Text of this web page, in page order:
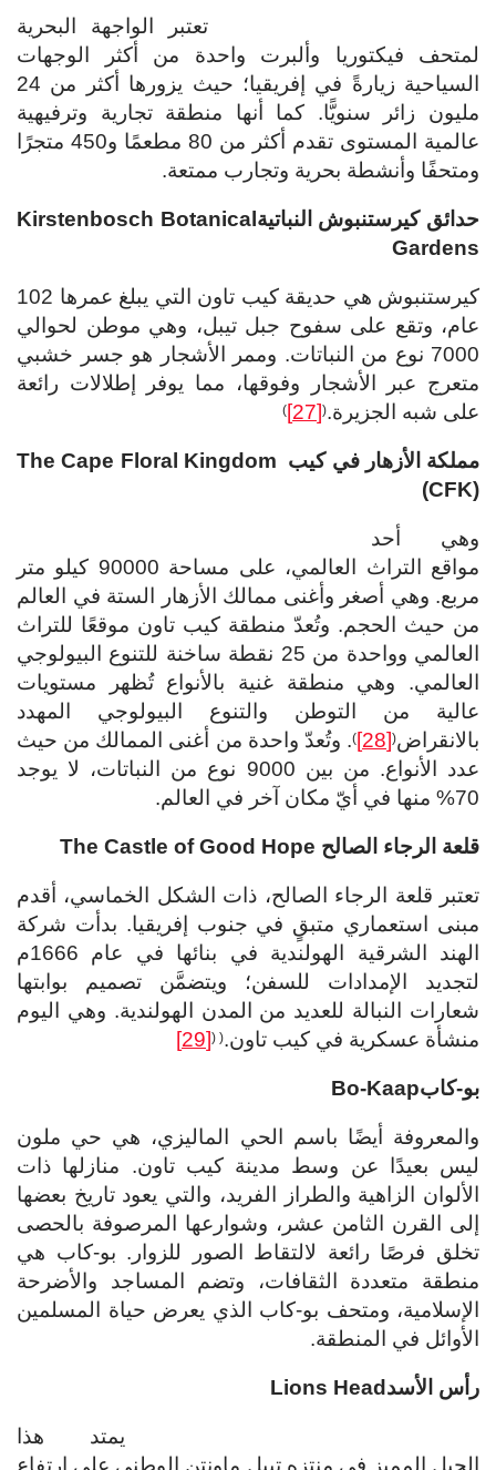
تعتبر الواجهة البحرية
لمتحف فيكتوريا وألبرت واحدة من أكثر الوجهات
السياحية زيارةً في إفريقيا؛ حيث يزورها أكثر من 24
مليون زائر سنويًّا. كما أنها منطقة تجارية وترفيهية
عالمية المستوى تقدم أكثر من 80 مطعمًا و450 متجرًا
ومتحفًا وأنشطة بحرية وتجارب ممتعة.
حدائق كيرستنبوش النباتية Kirstenbosch Botanical
Gardens
كيرستنبوش هي حديقة كيب تاون التي يبلغ عمرها 102
عام، وتقع على سفوح جبل تيبل، وهي موطن لحوالي
7000 نوع من النباتات. وممر الأشجار هو جسر خشبي
متعرج عبر الأشجار وفوقها، مما يوفر إطلالات رائعة
على شبه الجزيرة.(
[27]
)
مملكة الأزهار في كيب The Cape Floral Kingdom
(CFK)
وهي أحد
مواقع التراث العالمي، على مساحة 90000 كيلو متر
مربع. وهي أصغر وأغنى ممالك الأزهار الستة في العالم
من حيث الحجم. وتُعدّ منطقة كيب تاون موقعًا للتراث
العالمي وواحدة من 25 نقطة ساخنة للتنوع البيولوجي
العالمي. وهي منطقة غنية بالأنواع تُظهر مستويات
عالية من التوطن والتنوع البيولوجي المهدد
بالانقراض(
[28]
). وتُعدّ واحدة من أغنى الممالك من حيث
عدد الأنواع. من بين 9000 نوع من النباتات، لا يوجد
70% منها في أيّ مكان آخر في العالم.
قلعة الرجاء الصالح The Castle of Good Hope
تعتبر قلعة الرجاء الصالح، ذات الشكل الخماسي، أقدم
مبنى استعماري متبقٍ في جنوب إفريقيا. بدأت شركة
الهند الشرقية الهولندية في بنائها في عام 1666م
لتجديد الإمدادات للسفن؛ ويتضمَّن تصميم بوابتها
شعارات النبالة للعديد من المدن الهولندية. وهي اليوم
منشأة عسكرية في كيب تاون.(
(
[29]
بو-كابBo-Kaap
والمعروفة أيضًا باسم الحي الماليزي، هي حي ملون
ليس بعيدًا عن وسط مدينة كيب تاون. منازلها ذات
الألوان الزاهية والطراز الفريد، والتي يعود تاريخ بعضها
إلى القرن الثامن عشر، وشوارعها المرصوفة بالحصى
تخلق فرصًا رائعة لالتقاط الصور للزوار. بو-كاب هي
منطقة متعددة الثقافات، وتضم المساجد والأضرحة
الإسلامية، ومتحف بو-كاب الذي يعرض حياة المسلمين
الأوائل في المنطقة.
رأس الأسد Lions Head
يمتد هذا
الجبل المميز في منتزه تيبل ماونتن الوطني على ارتفاع